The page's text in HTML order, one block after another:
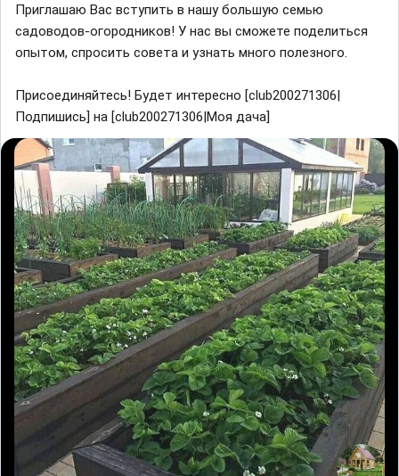
Приглашаю Вас вступить в нашу большую семью
садоводов-огородников! У нас вы сможете поделиться
опытом, спросить совета и узнать много полезного.
Присоединяйтесь! Будет интересно [club200271306|
Подпишись] на [club200271306|Моя дача]